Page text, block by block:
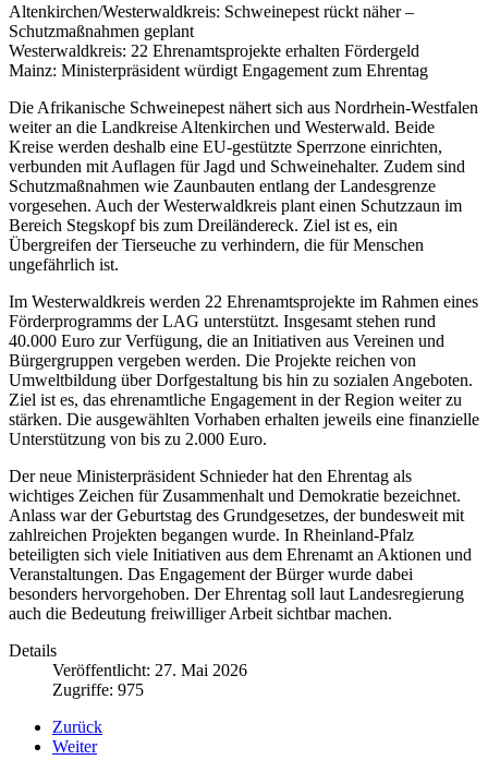
Altenkirchen/Westerwaldkreis: Schweinepest rückt näher –
Schutzmaßnahmen geplant
Westerwaldkreis: 22 Ehrenamtsprojekte erhalten Fördergeld
Mainz: Ministerpräsident würdigt Engagement zum Ehrentag
Die Afrikanische Schweinepest nähert sich aus Nordrhein-Westfalen
weiter an die Landkreise Altenkirchen und Westerwald. Beide
Kreise werden deshalb eine EU-gestützte Sperrzone einrichten,
verbunden mit Auflagen für Jagd und Schweinehalter. Zudem sind
Schutzmaßnahmen wie Zaunbauten entlang der Landesgrenze
vorgesehen. Auch der Westerwaldkreis plant einen Schutzzaun im
Bereich Stegskopf bis zum Dreiländereck. Ziel ist es, ein
Übergreifen der Tierseuche zu verhindern, die für Menschen
ungefährlich ist.
Im Westerwaldkreis werden 22 Ehrenamtsprojekte im Rahmen eines
Förderprogramms der LAG unterstützt. Insgesamt stehen rund
40.000 Euro zur Verfügung, die an Initiativen aus Vereinen und
Bürgergruppen vergeben werden. Die Projekte reichen von
Umweltbildung über Dorfgestaltung bis hin zu sozialen Angeboten.
Ziel ist es, das ehrenamtliche Engagement in der Region weiter zu
stärken. Die ausgewählten Vorhaben erhalten jeweils eine finanzielle
Unterstützung von bis zu 2.000 Euro.
Der neue Ministerpräsident Schnieder hat den Ehrentag als
wichtiges Zeichen für Zusammenhalt und Demokratie bezeichnet.
Anlass war der Geburtstag des Grundgesetzes, der bundesweit mit
zahlreichen Projekten begangen wurde. In Rheinland-Pfalz
beteiligten sich viele Initiativen aus dem Ehrenamt an Aktionen und
Veranstaltungen. Das Engagement der Bürger wurde dabei
besonders hervorgehoben. Der Ehrentag soll laut Landesregierung
auch die Bedeutung freiwilliger Arbeit sichtbar machen.
Details
Veröffentlicht: 27. Mai 2026
Zugriffe: 975
Zurück
Weiter